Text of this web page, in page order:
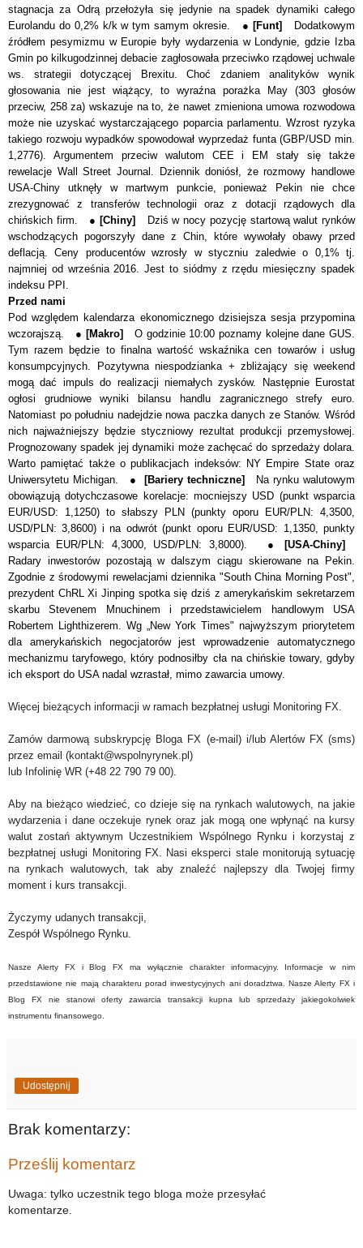
stagnacja za Odrą przełożyła się jedynie na spadek dynamiki całego
Eurolandu do 0,2% k/k w tym samym okresie. ●[Funt] Dodatkowym
źródłem pesymizmu w Europie były wydarzenia w Londynie, gdzie Izba
Gmin po kilkugodzinnej debacie zagłosowała przeciwko rządowej uchwale
ws. strategii dotyczącej Brexitu. Choć zdaniem analityków wynik
głosowania nie jest wiążący, to wyraźna porażka May (303 głosów
przeciw, 258 za) wskazuje na to, że nawet zmieniona umowa rozwodowa
może nie uzyskać wystarczającego poparcia parlamentu. Wzrost ryzyka
takiego rozwoju wypadków spowodował wyprzedaż funta (GBP/USD min.
1,2776). Argumentem przeciw walutom CEE i EM stały się także
rewelacje Wall Street Journal. Dziennik doniósł, że rozmowy handlowe
USA-Chiny utknęły w martwym punkcie, ponieważ Pekin nie chce
zrezygnować z transferów technologii oraz z dotacji rządowych dla
chińskich firm. ●[Chiny] Dziś w nocy pozycję startową walut rynków
wschodzących pogorszyły dane z Chin, które wywołały obawy przed
deflacją. Ceny producentów wzrosły w styczniu zaledwie o 0,1% tj.
najmniej od września 2016. Jest to siódmy z rzędu miesięczny spadek
indeksu PPI.
Przed nami
Pod względem kalendarza ekonomicznego dzisiejsza sesja przypomina
wczorajszą. ●[Makro]O godzinie 10:00 poznamy kolejne dane GUS.
Tym razem będzie to finalna wartość wskaźnikacen towarów i usług
konsumpcyjnych. Pozytywna niespodzianka + zbliżający się weekend
mogą dać impuls do realizacji niemałych zysków. Następnie Eurostat
ogłosi grudniowe wyniki bilansu handlu zagranicznego strefy euro.
Natomiast po południu nadejdzie nowa paczka danych ze Stanów. Wśród
nich najważniejszy będzie styczniowy rezultat produkcji przemysłowej.
Prognozowany spadek jej dynamiki może zachęcać do sprzedaży dolara.
Warto pamiętać także o publikacjach indeksów: NY Empire State oraz
Uniwersytetu Michigan. ●[Bariery techniczne]
Na rynku walutowym
obowiązują dotychczasowe korelacje: mocniejszy USD (punkt wsparcia
EUR/USD: 1,1250) to słabszy PLN (punkty oporu EUR/PLN: 4,3500,
USD/PLN: 3,8600) i na odwrót(punkt oporu EUR/USD: 1,1350,punkty
wsparcia EUR/PLN: 4,3000, USD/PLN: 3,8000). ● [USA-Chiny]
Radary inwestorów pozostają w dalszym ciągu skierowane na Pekin.
Zgodnie z środowymi rewelacjami dziennika "South China Morning Post",
prezydent ChRL Xi Jinping spotka się dziś z amerykańskim sekretarzem
skarbu Stevenem Mnuchinem i przedstawicielem handlowym USA
Robertem Lighthizerem. Wg „New York Times" najwyższym priorytetem
dla amerykańskich negocjatorów jest wprowadzenie automatycznego
mechanizmu taryfowego, który podnosiłby cła na chińskie towary, gdyby
ich eksport do USA nadal wzrastał, mimo zawarcia umowy.
Więcej bieżących informacji w ramach bezpłatnej usługi Monitoring FX.
Zamów darmową subskrypcję Bloga FX (e-mail) i/lub Alertów FX (sms)
przez email (kontakt@wspolnyrynek.pl)
lub Infolinię WR (+48 22 790 79 00).
Aby na bieżąco wiedzieć, co dzieje się na rynkach walutowych, na jakie
wydarzenia i dane oczekuje rynek oraz jak mogą one wpłynąć na kursy
walut zostań aktywnym Uczestnikiem Wspólnego Rynku i korzystaj z
bezpłatnej usługi Monitoring FX. Nasi eksperci stale monitorują sytuację
na rynkach walutowych, tak aby znaleźć najlepszy dla Twojej firmy
moment i kurs transakcji.
Życzymy udanych transakcji,
Zespół Wspólnego Rynku.
Nasze Alerty FX i Blog FX ma wyłącznie charakter informacyjny. Informacje w nim
przedstawione nie mają charakteru porad inwestycyjnych ani doradztwa. Nasze Alerty FX i
Blog FX nie stanowi oferty zawarcia transakcji kupna lub sprzedaży jakiegokolwiek
instrumentu finansowego.
Udostępnij
Brak komentarzy:
Prześlij komentarz
Uwaga: tylko uczestnik tego bloga może przesyłać
komentarze.